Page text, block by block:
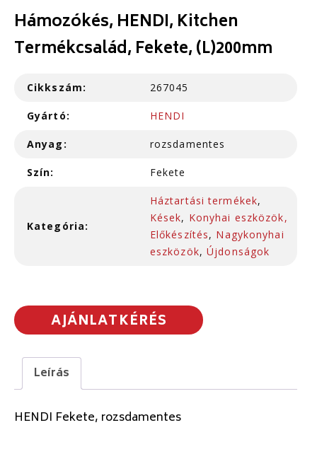
Hámozókés, HENDI, Kitchen
Termékcsalád, Fekete, (L)200mm
Cikkszám: 267045
Gyártó: HENDI
Anyag: rozsdamentes
Szín: Fekete
Kategória:
Háztartási termékek,
Kések, Konyhai eszközök,
Előkészítés, Nagykonyhai
eszközök,Újdonságok
AJÁNLATKÉRÉS
Leírás
HENDI Fekete, rozsdamentes